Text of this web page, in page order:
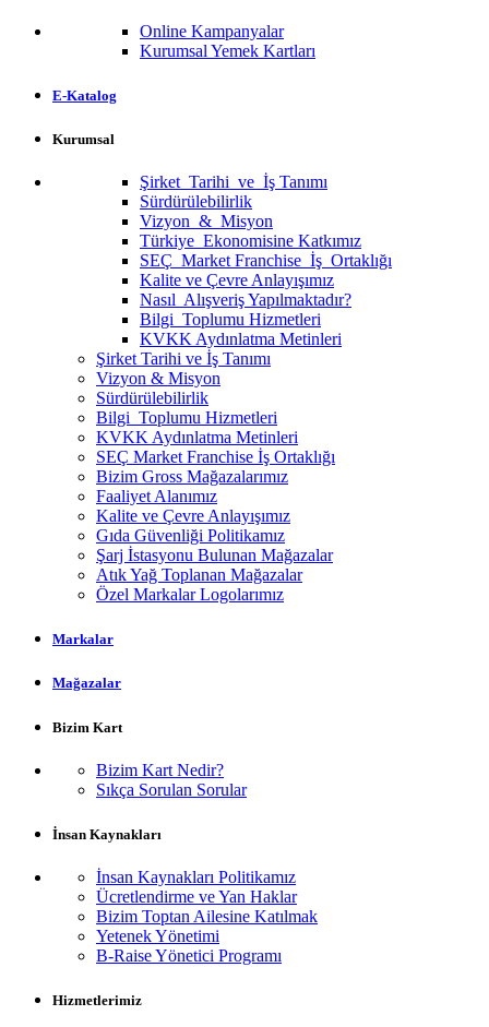
Online Kampanyalar
Kurumsal Yemek Kartları
E-Katalog
Kurumsal
Şirket Tarihi ve İş Tanımı
Sürdürülebilirlik
Vizyon & Misyon
Türkiye Ekonomisine Katkımız
SEÇ Market Franchise İş Ortaklığı
Kalite ve Çevre Anlayışımız
Nasıl Alışveriş Yapılmaktadır?
Bilgi Toplumu Hizmetleri
KVKK Aydınlatma Metinleri
Şirket Tarihi ve İş Tanımı
Vizyon & Misyon
Sürdürülebilirlik
Bilgi Toplumu Hizmetleri
KVKK Aydınlatma Metinleri
SEÇ Market Franchise İş Ortaklığı
Bizim Gross Mağazalarımız
Faaliyet Alanımız
Kalite ve Çevre Anlayışımız
Gıda Güvenliği Politikamız
Şarj İstasyonu Bulunan Mağazalar
Atık Yağ Toplanan Mağazalar
Özel Markalar Logolarımız
Markalar
Mağazalar
Bizim Kart
Bizim Kart Nedir?
Sıkça Sorulan Sorular
İnsan Kaynakları
İnsan Kaynakları Politikamız
Ücretlendirme ve Yan Haklar
Bizim Toptan Ailesine Katılmak
Yetenek Yönetimi
B-Raise Yönetici Programı
Hizmetlerimiz